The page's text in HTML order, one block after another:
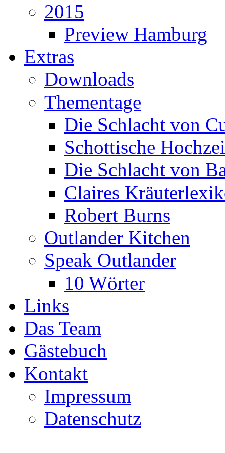
2015
Preview Hamburg
Extras
Downloads
Thementage
Die Schlacht von
Schottische
Die Schlacht von
Claires
Robert Burns
Outlander Kitchen
Speak Outlander
10 Wörter
Links
Das Team
Gästebuch
Kontakt
Impressum
Datenschutz